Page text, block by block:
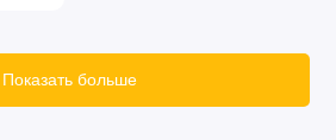
Показать больше